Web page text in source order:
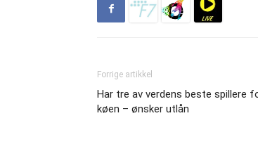
Forrige artikkel
Har tre av verdens beste spillere
køen – ønsker utlån